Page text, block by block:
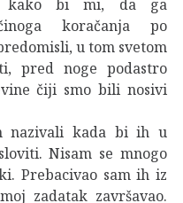
kako bi mi, da ga
koračanja po
u tom svetom
pred noge podastro
čiji smo bili nosivi
nazivali kada bi ih u
Nisam se mnogo
Prebacivao sam ih iz
zadatak završavao.